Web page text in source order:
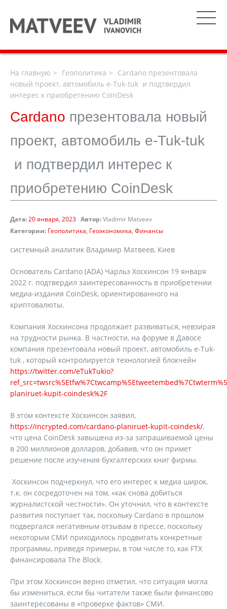
На главную Геополитика
Cardano презентовала
новый проект, автомобиль e-Tuk-tuk и подтвердил
интерес к приобретению CoinDesk
Cardano презентовала новый
проект, автомобиль e-Tuk-tuk
и подтвердил интерес к
приобретению CoinDesk
Дата:20 января, 2023 Автор:Vladimir Matveev
Категории: Геополитика Геоэкономика Финансы
системный аналитик Владимир Матвеев, Киев
Основатель Cardano (ADA) Чарльз Хоскинсон 19 января
2022 г. подтвердил заинтересованность в приобретении
медиа-издания CoinDesk, ориентированного на
криптовалюты.
Компания Хоскинсона продолжает развиваться, невзирая
на трудности рынка. В частности, на форуме в Давосе
компания презентовала новый проект, автомобиль e-Tuk-
tuk , который контролируется технологией блокчейн
https://twitter.com/eTukTukio?
planiruet-kupit-coindesk%2F
В этом контексте Хоскинсон заявил,
https://incrypted.com/cardano-planiruet-kupit-coindesk/,
что цена CoinDesk завышена из-за запрашиваемой цены
в 200 миллионов долларов, добавив, что он примет
решение после изучения бухгалтерских книг фирмы.
Хоскинсон подчеркнул, что его интерес к медиа широк,
т.к. он сосредоточен на том, «как снова добиться
журналистской честности». Он уточнил, что в контексте
развития поступает так, поскольку Cardano в прошлом
подвергался негативным отзывам в прессе, поскольку
некоторым СМИ приходилось продвигать конкретные
программы, приведя примеры, в том числе то, как FTX
финансировала The Block.
При этом Хоскинсон верно отметил, что ситуация могла
бы измениться, если бы читатели также были финансово
заинтересованы в «проверке фактов» СМИ.